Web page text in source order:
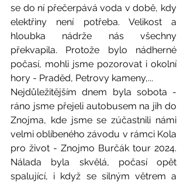
se do ní přečerpává voda v době, kdy
elektřiny není potřeba. Velikost a
hloubka nádrže nás všechny
překvapila. Protože bylo nádherné
počasí, mohli jsme pozorovat i okolní
hory - Praděd, Petrovy kameny,...
Nejdůležitějším dnem byla sobota -
ráno jsme přejeli autobusem na jih do
Znojma, kde jsme se zúčastnili námi
velmi oblíbeného závodu v rámci Kola
pro život - Znojmo Burčák tour 2024.
Nálada byla skvělá, počasí opět
spalující, i když se silným větrem a